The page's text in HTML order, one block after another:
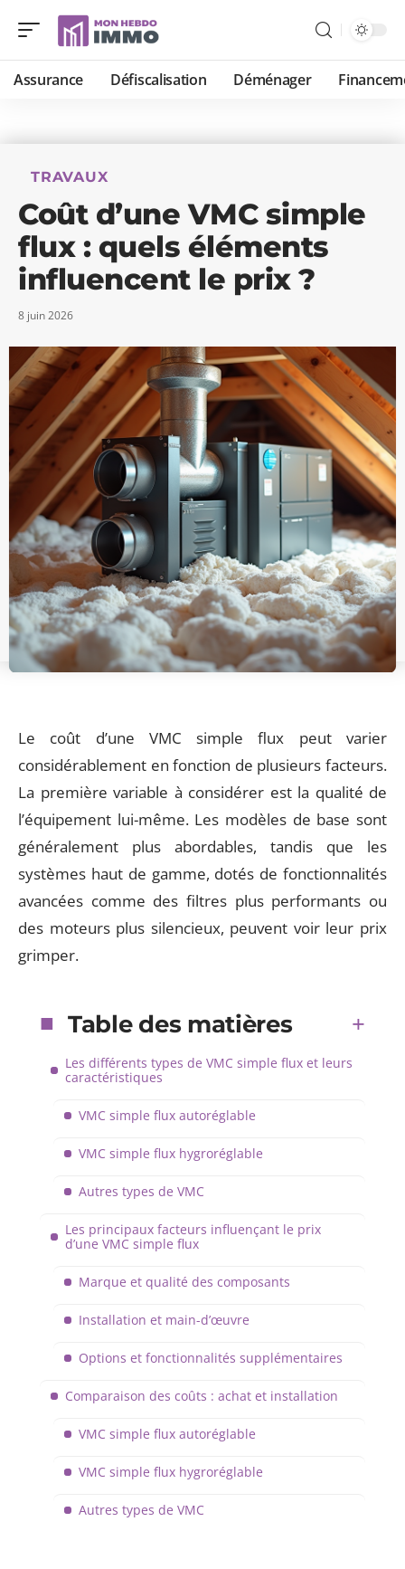
Assurance Défiscalisation Déménager
TRAVAUX
Coût d’une VMC simple
flux : quels éléments
influencent le prix ?
8 juin 2026
Le coût d’une VMC simple flux peut varier
considérablement en fonction de plusieurs facteurs.
La première variable à considérer est la qualité de
l’équipement lui-même. Les modèles de base sont
généralement plus abordables, tandis que les
systèmes haut de gamme, dotés de fonctionnalités
avancées comme des filtres plus performants ou
des moteurs plus silencieux, peuvent voir leur prix
grimper.
Table des matières
Les différents types de VMC simple flux et leurs
caractéristiques
VMC simple flux autoréglable
VMC simple flux hygroréglable
Autres types de VMC
Les principaux facteurs influençant le prix
d’une VMC simple flux
Marque et qualité des composants
Installation et main-d’œuvre
Options et fonctionnalités supplémentaires
Comparaison des coûts : achat et installation
VMC simple flux autoréglable
VMC simple flux hygroréglable
Autres types de VMC